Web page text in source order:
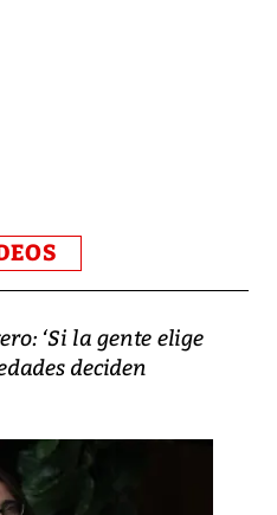
‘Si la gente elige
deciden